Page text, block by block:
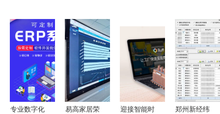
专业数字化
易高家居荣
迎接智能时
郑州新经纬